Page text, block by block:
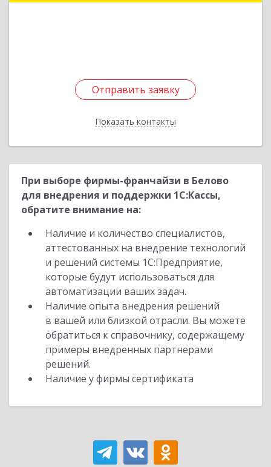
Отправить заявку
Показать контакты
Отправить заявку
Назад
При выборе фирмы-франчайзи в Белово
для внедрения и поддержки 1С:Кассы,
обратите внимание на:
Наличие и количество специалистов,
аттестованных на внедрение технологий
и решений системы 1С:Предприятие,
которые будут использоваться для
автоматизации ваших задач.
Наличие опыта внедрения решений
в вашей или близкой отрасли. Вы можете
обратиться к справочнику, содержащему
примеры внедренных партнерами
решений.
Наличие у фирмы сертификата